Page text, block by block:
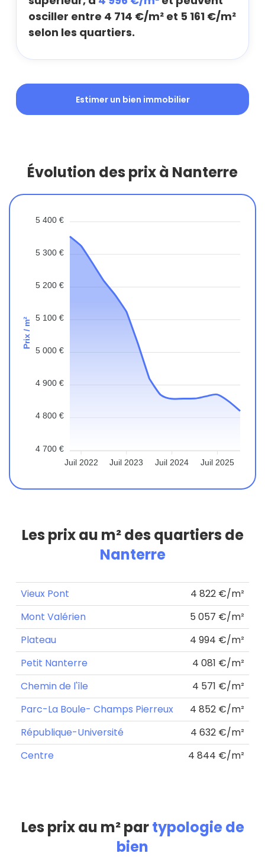
osciller entre 4 714 €/m² et 5 161 €/m²
selon les quartiers.
Estimer un bien immobilier
Évolution des prix à Nanterre
5 400 €
5 300 €
5 200 €
5 100 €
5 000 €
4 900 €
4 800 €
4 700 €
Prix / m²
Juil 2022 Juil 2023 Juil 2024 Juil 2025
Les prix au m² des quartiers de
Nanterre
Vieux Pont
4 822 €/m²
Mont Valérien
5 057 €/m²
Plateau
4 994 €/m²
Petit Nanterre
4 081 €/m²
Chemin de l'île
4 571 €/m²
Parc-La Boule- Champs Pierreux
4 852 €/m²
République-Université
4 632 €/m²
Centre
4 844 €/m²
Les prix au m² partypologie de
bien